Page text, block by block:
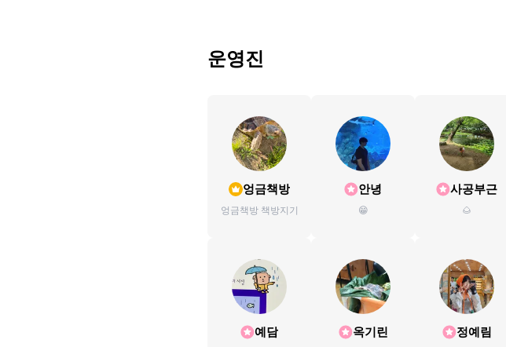
운영진
엉금책방
엉금책방 책방지기
안녕
😁
사공부근
🌰
예담 옥기린 정예림